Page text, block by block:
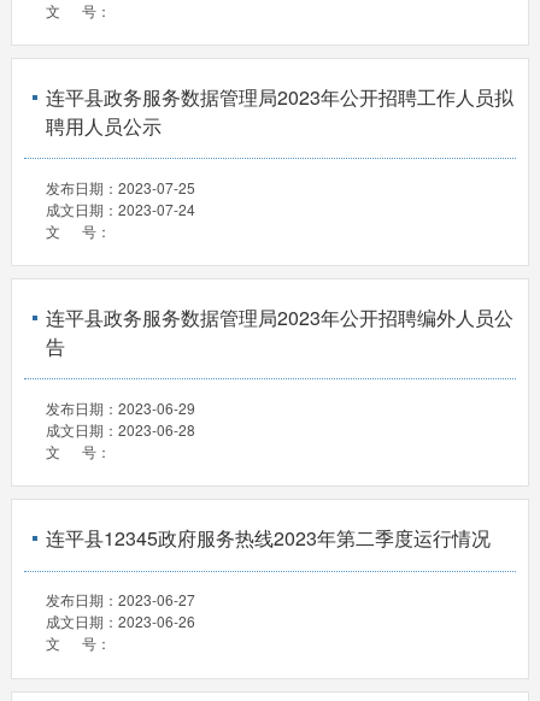
文 号：
连平县政务服务数据管理局2023年公开招聘工作人员拟
聘用人员公示
发布日期： 2023-07-25
成文日期： 2023-07-24
文 号：
连平县政务服务数据管理局2023年公开招聘编外人员公
告
发布日期： 2023-06-29
成文日期： 2023-06-28
文 号：
连平县12345政府服务热线2023年第二季度运行情况
发布日期： 2023-06-27
成文日期： 2023-06-26
文 号：